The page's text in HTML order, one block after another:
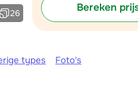
26 Bereken
types Foto's